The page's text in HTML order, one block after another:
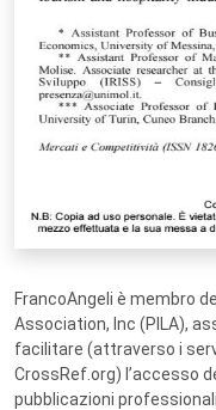
FrancoAngeli è membro
Association, Inc (PILA),
facilitare (attraverso i
CrossRef.org) l’accesso
pubblicazioni